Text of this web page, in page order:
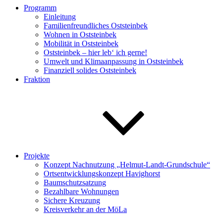
Programm
Einleitung
Familienfreundliches Oststeinbek
Wohnen in Oststeinbek
Mobilität in Oststeinbek
Oststeinbek – hier leb‘ ich gerne!
Umwelt und Klimaanpassung in Oststeinbek
Finanziell solides Oststeinbek
Fraktion
Projekte
Konzept Nachnutzung „Helmut-Landt-Grundschule“
Ortsentwicklungskonzept Havighorst
Baumschutzsatzung
Bezahlbare Wohnungen
Sichere Kreuzung
Kreisverkehr an der MöLa